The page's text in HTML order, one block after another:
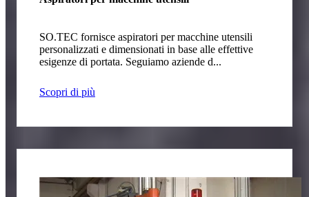
SO.TEC fornisce aspiratori per macchine utensili
personalizzati e dimensionati in base alle effettive
esigenze di portata. Seguiamo aziende d...
Scopri di più